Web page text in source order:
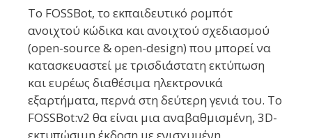
Το FOSSBot, το εκπαιδευτικό ρομπότ
ανοιχτού κώδικα και ανοιχτού σχεδιασμού
(open-source & open-design) που μπορεί να
κατασκευαστεί με τρισδιάστατη εκτύπωση
και ευρέως διαθέσιμα ηλεκτρονικά
εξαρτήματα, περνά στη δεύτερη γενιά του. Το
FOSSBot:v2 θα είναι μια αναβαθμισμένη, 3D-